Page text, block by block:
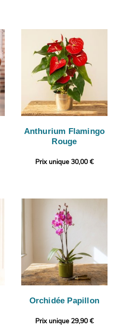
Anthurium Flamingo
Rouge
Prix unique 30,00 €
Orchidée Papillon
Prix unique 29,90 €